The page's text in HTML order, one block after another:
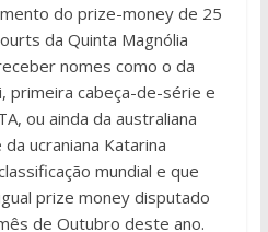
do prize-money de 25
da Quinta Magnólia
nomes como o da
primeira cabeça-de-série e
ou ainda da australiana
ucraniana Katarina
mundial e que
prize money disputado
de Outubro deste ano.